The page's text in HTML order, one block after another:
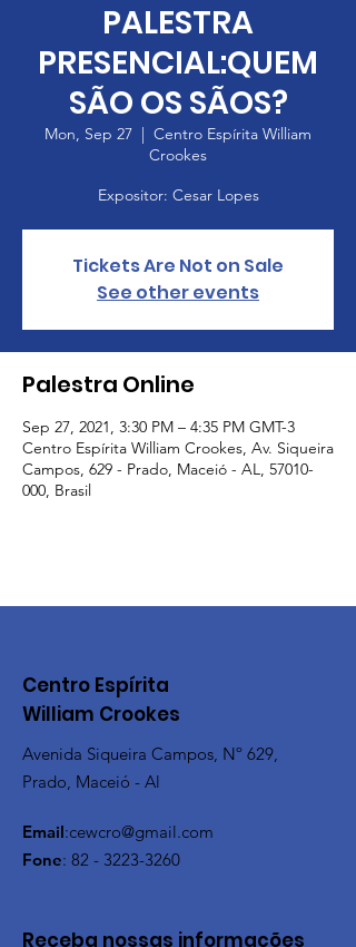
PALESTRA
PRESENCIAL:QUEM
SÃO OS SÃOS?
Mon, Sep 27
  |
Centro Espírita William
Crookes
Expositor: Cesar Lopes
Tickets Are Not on Sale
See other events
Palestra Online
Sep 27, 2021, 3:30 PM – 4:35 PM GMT-3
Centro Espírita William Crookes, Av. Siqueira
Campos, 629 - Prado, Maceió - AL, 57010-
000, Brasil
Centro Espírita
William Crookes
Avenida Siqueira Campos, Nº 629,
Prado, Maceió - Al
Email:cewcro@gmail.com
Fone: 82 - 3223-3260
Receba nossas informações